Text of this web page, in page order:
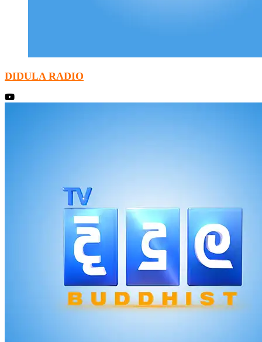
DIDULA RADIO